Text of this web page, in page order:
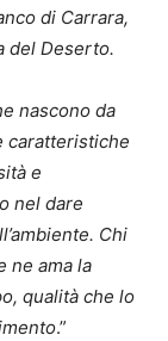
di Carrara,
del Deserto.
nascono da
caratteristiche
e
nel dare
Chi
ne ama la
qualità che lo
.”